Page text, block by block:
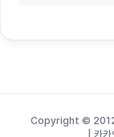
Copyright ©
| 카